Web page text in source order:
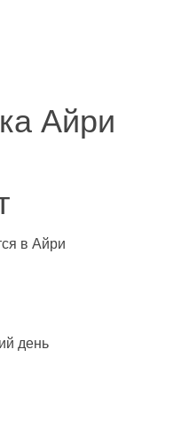
Айри
в Айри
день